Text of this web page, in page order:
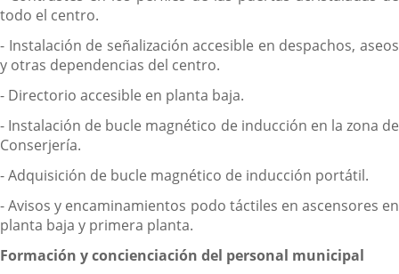
todo el centro.
- Instalación de señalización accesible en despachos, aseos
y otras dependencias del centro.
- Directorio accesible en planta baja.
- Instalación de bucle magnético de inducción en la zona de
Conserjería.
- Adquisición de bucle magnético de inducción portátil.
- Avisos y encaminamientos podo táctiles en ascensores en
planta baja y primera planta.
Formación y concienciación del personal municipal